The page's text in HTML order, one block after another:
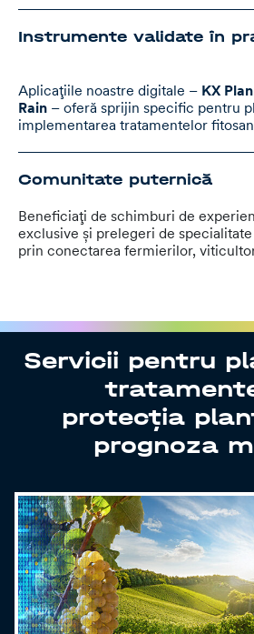
Instrumente validate în
Aplicațiile noastre digitale – KX
Rain – oferă sprijin specific pentru
implementarea tratamentelor
Comunitate puternică
Beneficiați de schimburi de
exclusive și prelegeri de
prin conectarea fermierilor,
Servicii pentru
protecția
prognoza